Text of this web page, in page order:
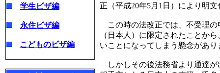
学生ビザ編
永住ビザ編
こどものビザ編
正（平成20年5月1日）により明
この時の法改正では、不受理の
（日本人）に限定されたことか
いことになってしまう懸念があり
しかしその後法務省より通達が